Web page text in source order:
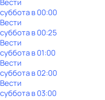
Вести
субботав00:00
Вести
субботав00:25
Вести
субботав01:00
Вести
субботав02:00
Вести
субботав03:00